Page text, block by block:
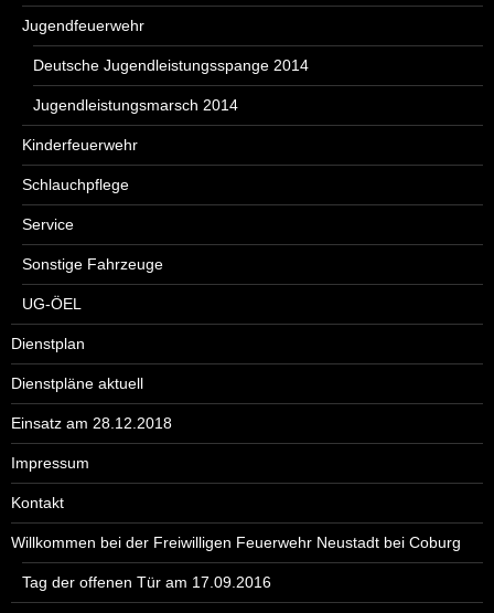
Jugendfeuerwehr
Deutsche Jugendleistungsspange 2014
Jugendleistungsmarsch 2014
Kinderfeuerwehr
Schlauchpflege
Service
Sonstige Fahrzeuge
UG-ÖEL
Dienstplan
Dienstpläne aktuell
Einsatz am 28.12.2018
Impressum
Kontakt
Willkommen bei der Freiwilligen Feuerwehr Neustadt bei Coburg
Tag der offenen Tür am 17.09.2016